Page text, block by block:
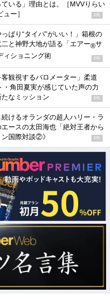
いる」理由とは。［MVVりらい
ー］
PR
っぱり“タイパ”がいい！」箱根の
と神野大地が語る「エアー®サ
ィショニング術 PR
客観視するバロメーター」柔道
角田夏実が感じていた声の力
なミッション
PR
けるオランダの超人ハリー・ラ
ースの太田海也「絶対王者から
国際対談②》
PR